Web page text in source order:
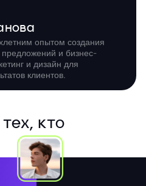
опытом создания
и бизнес-
и дизайн для
клиентов.
кто